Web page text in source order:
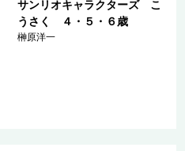
サンリオキャラクターズ こ
うさく ４・５・６歳
榊原洋一